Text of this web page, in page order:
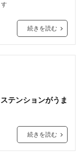
続きを読む
テンションがうま
続きを読む